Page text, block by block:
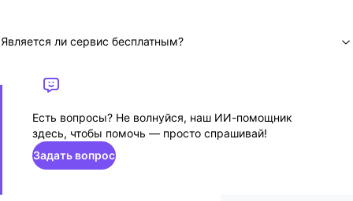
Является ли сервис бесплатным?
Есть вопросы? Не волнуйся, наш ИИ-помощник
здесь, чтобы помочь — просто спрашивай!
Задать вопрос